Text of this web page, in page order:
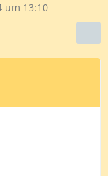
um 13:10